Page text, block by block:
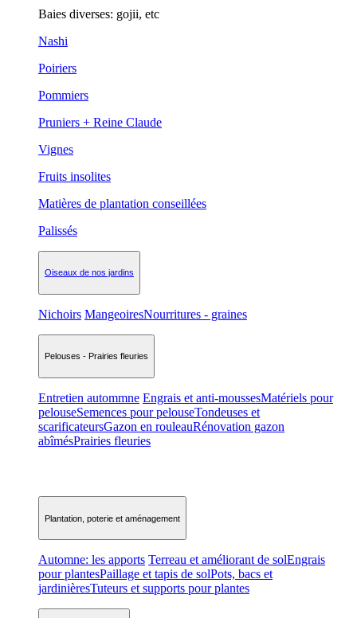
Baies diverses: gojii, etc
Nashi
Poiriers
Pommiers
Pruniers + Reine Claude
Vignes
Fruits insolites
Matières de plantation conseillées
Palissés
Oiseaux de nos jardins
Nichoirs MangeoiresNourritures - graines
Pelouses - Prairies fleuries
Entretien autommne Engrais et anti-moussesMatériels pour
pelouseSemences pour pelouseTondeuses et
scarificateursGazon en rouleauRénovation gazon
abîmésPrairies fleuries
Plantation, poterie et aménagement
Automne: les apports Terreau et améliorant de solEngrais
pour plantesPaillage et tapis de solPots, bacs et
jardinièresTuteurs et supports pour plantes